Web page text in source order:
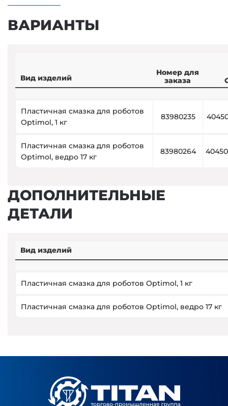
ВАРИАНТЫ
Вид изделий
Номер для
заказа
Пластичная смазка для роботов
Optimol, 1 кг
83980235
Пластичная смазка для роботов
Optimol, ведро 17 кг
83980264
ДОПОЛНИТЕЛЬНЫЕ
ДЕТАЛИ
Вид изделий
Пластичная смазка для роботов Optimol, 1 кг
Пластичная смазка для роботов Optimol, ведро 17 кг